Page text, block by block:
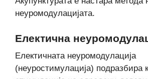
неуромодулацијата.
Електична
Електичната неуромодулација
(неуростимулација) подразбира